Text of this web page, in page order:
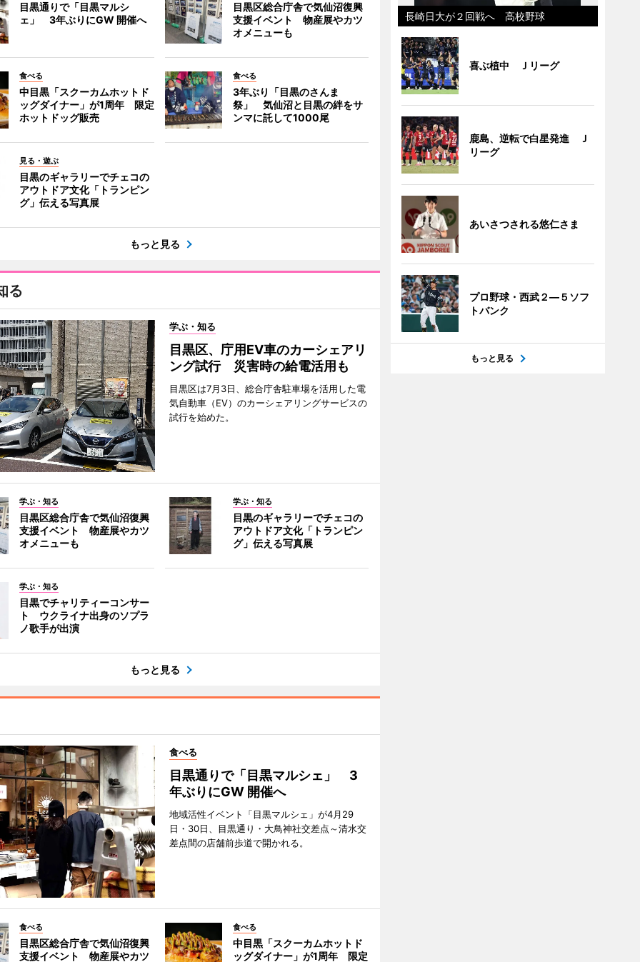
目黒通りで「目黒マルシ
ェ」 3年ぶりにGW 開催へ
目黒区総合庁舎で気仙沼復興
支援イベント 物産展やカツ
オメニューも
食べる
中目黒「スクーカムホットド
ッグダイナー」が1周年 限定
ホットドッグ販売
食べる
3年ぶり「目黒のさんま
祭」 気仙沼と目黒の絆をサ
ンマに託して1000尾
見る・遊ぶ
目黒のギャラリーでチェコの
アウトドア文化「トランピン
グ」伝える写真展
もっと見る
る
学ぶ・知る
目黒区、庁用EV車のカーシェアリ
ング試行 災害時の給電活用も
目黒区は7月3日、総合庁舎駐車場を活用した電
気自動車（EV）のカーシェアリングサービスの
試行を始めた。
学ぶ・知る
目黒区総合庁舎で気仙沼復興
支援イベント 物産展やカツ
オメニューも
学ぶ・知る
目黒のギャラリーでチェコの
アウトドア文化「トランピン
グ」伝える写真展
学ぶ・知る
目黒でチャリティーコンサー
ト ウクライナ出身のソプラ
ノ歌手が出演
もっと見る
食べる
目黒通りで「目黒マルシェ」 3
年ぶりにGW 開催へ
地域活性イベント「目黒マルシェ」が4月29
日・30日、目黒通り・大鳥神社交差点～清水交
差点間の店舗前歩道で開かれる。
食べる
目黒区総合庁舎で気仙沼復興
支援イベント 物産展やカツ
食べる
中目黒「スクーカムホットド
ッグダイナー」が1周年 限定
長崎日大が２回戦へ 高校野球
喜ぶ植中 Ｊリーグ
鹿島、逆転で白星発進 Ｊ
リーグ
あいさつされる悠仁さま
プロ野球・西武２―５ソフ
トバンク
もっと見る